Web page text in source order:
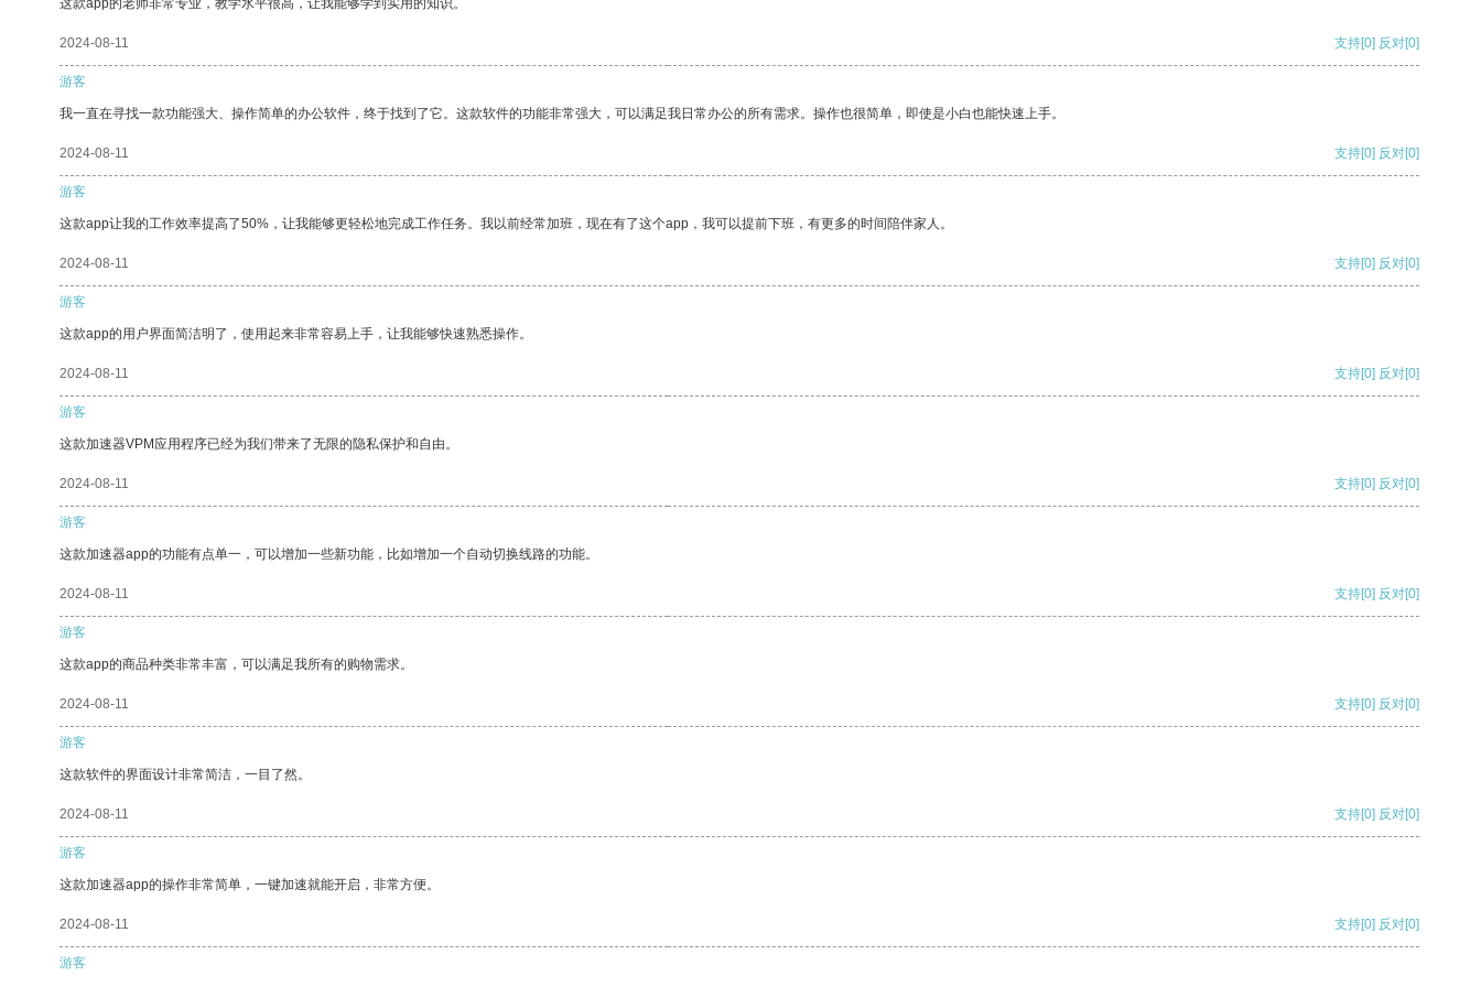
这款app的老师非常专业，教学水平很高，让我能够学到实用的知识。
2024-08-11 支持[0] 反对[0]
游客
我一直在寻找一款功能强大、操作简单的办公软件，终于找到了它。这款软件的功能非常强大，可以满足我日常办公的所有需求。操作也很简单，即使是小白也能快速上手。
2024-08-11 支持[0] 反对[0]
游客
这款app让我的工作效率提高了50%，让我能够更轻松地完成工作任务。我以前经常加班，现在有了这个app，我可以提前下班，有更多的时间陪伴家人。
2024-08-11 支持[0] 反对[0]
游客
这款app的用户界面简洁明了，使用起来非常容易上手，让我能够快速熟悉操作。
2024-08-11 支持[0] 反对[0]
游客
这款加速器VPM应用程序已经为我们带来了无限的隐私保护和自由。
2024-08-11 支持[0] 反对[0]
游客
这款加速器app的功能有点单一，可以增加一些新功能，比如增加一个自动切换线路的功能。
2024-08-11 支持[0] 反对[0]
游客
这款app的商品种类非常丰富，可以满足我所有的购物需求。
2024-08-11 支持[0] 反对[0]
游客
这款软件的界面设计非常简洁，一目了然。
2024-08-11 支持[0] 反对[0]
游客
这款加速器app的操作非常简单，一键加速就能开启，非常方便。
2024-08-11 支持[0] 反对[0]
游客